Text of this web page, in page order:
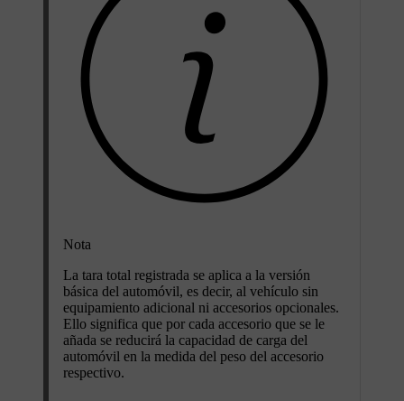
Nota
La tara total registrada se aplica a la versión
básica del automóvil, es decir, al vehículo sin
equipamiento adicional ni accesorios opcionales.
Ello significa que por cada accesorio que se le
añada se reducirá la capacidad de carga del
automóvil en la medida del peso del accesorio
respectivo.